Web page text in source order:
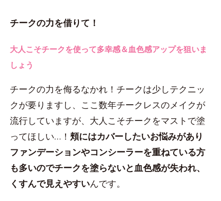
チークの力を借りて！
大人こそチークを使って多幸感＆血色感アップを狙いま
しょう
チークの力を侮るなかれ！チークは少しテクニッ
クが要りますし、ここ数年チークレスのメイクが
流行していますが、大人こそチークをマストで塗
ってほしい…！ 頬にはカバーしたいお悩みがあり
ファンデーションやコンシーラーを重ねている方
も多いのでチークを塗らないと血色感が失われ、
くすんで見えやすいんです。